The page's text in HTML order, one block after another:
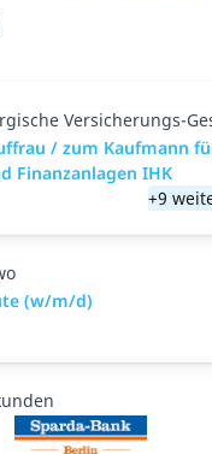
Versicherungs-
/ zum Kaufmann
Finanzanlagen IHK
+9
(w/m/d)